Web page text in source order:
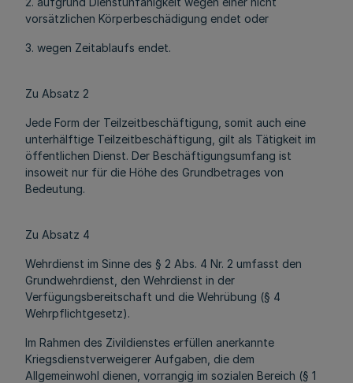
vorsätzlichen Körperbeschädigung endet oder
3. wegen Zeitablaufs endet.
Zu Absatz 2
Jede Form der Teilzeitbeschäftigung, somit auch eine
unterhälftige Teilzeitbeschäftigung, gilt als Tätigkeit im
öffentlichen Dienst. Der Beschäftigungsumfang ist
insoweit nur für die Höhe des Grundbetrages von
Bedeutung.
Zu Absatz 4
Wehrdienst im Sinne des § 2 Abs. 4 Nr. 2 umfasst den
Grundwehrdienst, den Wehrdienst in der
Verfügungsbereitschaft und die Wehrübung (§ 4
Wehrpflichtgesetz).
Im Rahmen des Zivildienstes erfüllen anerkannte
Kriegsdienstverweigerer Aufgaben, die dem
Allgemeinwohl dienen, vorrangig im sozialen Bereich (§ 1